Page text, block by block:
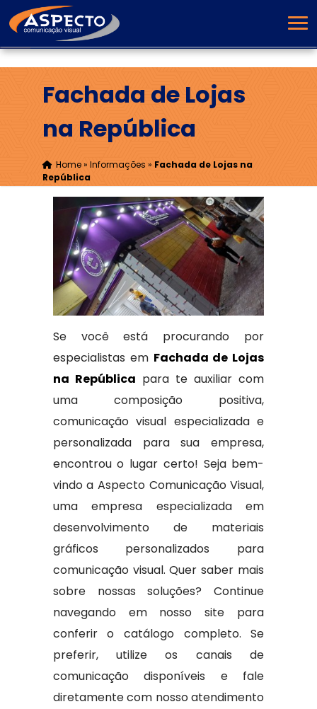
Fachada de Lojas
na República
Home» Informações » Fachada de Lojas na
República
Se você está procurando por
especialistas em Fachada de Lojas
na República para te auxiliar com
uma composição positiva,
comunicação visual especializada e
personalizada para sua empresa,
encontrou o lugar certo! Seja bem-
vindo a Aspecto Comunicação Visual,
uma empresa especializada em
desenvolvimento de materiais
gráficos personalizados para
comunicação visual. Quer saber mais
sobre nossas soluções? Continue
navegando em nosso site para
conferir o catálogo completo. Se
preferir, utilize os canais de
comunicação disponíveis e fale
diretamente com nosso atendimento